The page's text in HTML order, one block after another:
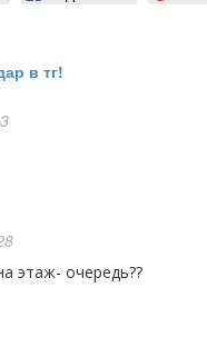
в тг!
этаж- очередь??